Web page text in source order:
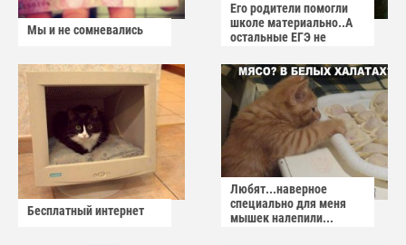
Мы и не сомневались
Его родители помогли
школе материально..А
остальные ЕГЭ не
Бесплатный интернет
Любят...наверное
специально для меня
мышек налепили...